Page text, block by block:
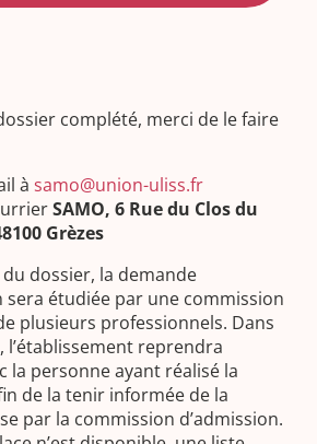
complété, merci de le faire
à samo@union-uliss.fr
SAMO, 6 Rue du Clos du
Grèzes
dossier, la demande
sera étudiée par une commission
plusieurs professionnels. Dans
l’établissement reprendra
la personne ayant réalisé la
de la tenir informée de la
par la commission d’admission.